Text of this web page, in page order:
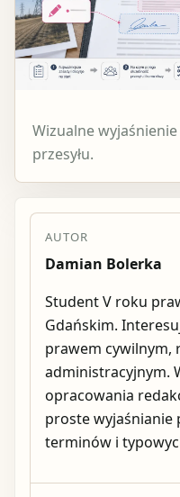
Wizualne
przesyłu.
AUTOR
Damian Bolerka
Student V roku
Gdańskim.
prawem cywilnym,
administracyjnym.
opracowania
proste wyjaśnianie
terminów i